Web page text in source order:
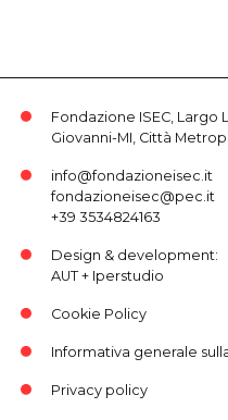
Fondazione ISEC, Largo
Giovanni-MI, Città
info@fondazioneisec.it
fondazioneisec@pec.it
+39 3534824163
Design & development:
AUT+ Iperstudio
Cookie Policy
Informativa generale
Privacy policy